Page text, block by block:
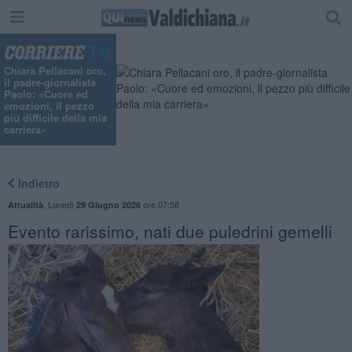
Chiara Pellacani oro,
il padre-giornalista
Paolo: «Cuore ed
emozioni, il pezzo
più difficile della mia
carriera»
Indietro
Attualità Lunedì 29 Giugno 2026ore 07:58
Evento rarissimo, nati due puledrini gemelli